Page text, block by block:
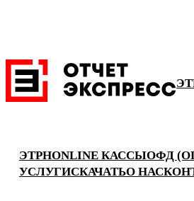
ЭТРНONLINE КАССЫОФД
УСЛУГИСКАЧАТЬО НАС